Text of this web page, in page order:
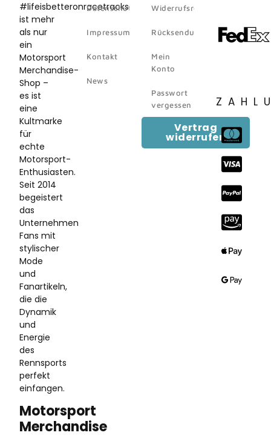
#lifeisbetteronracetracks
ist mehr
als nur
ein
Motorsport
Merchandise-
Shop –
es ist
eine
Kultmarke
für
echte
Motorsport-
Enthusiasten.
Seit 2014
begeistert
das
Unternehmen
Fans mit
stylischer
Mode
und
Fanartikeln,
die die
Dynamik
und
Energie
des
Rennsports
perfekt
einfangen.
Motorsport
Merchandise
Datenschutz
Impressum
Kontakt
News
Widerrufsrecht
Rücksendungen
Mein
Konto
Passwort
vergessen
Vertrag
widerrufen